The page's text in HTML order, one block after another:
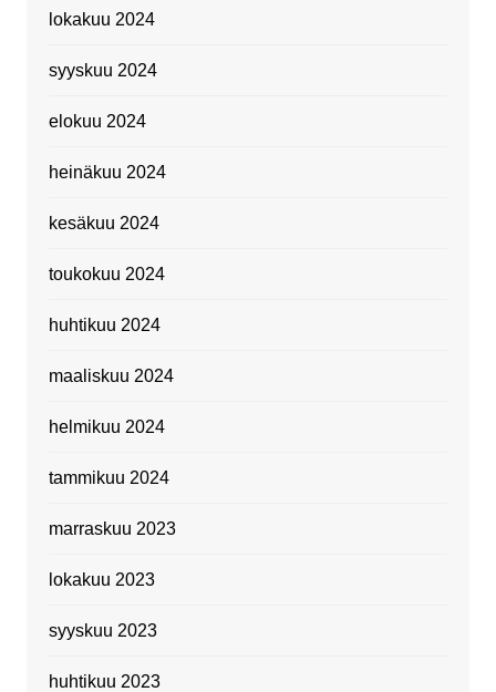
lokakuu 2024
syyskuu 2024
elokuu 2024
heinäkuu 2024
kesäkuu 2024
toukokuu 2024
huhtikuu 2024
maaliskuu 2024
helmikuu 2024
tammikuu 2024
marraskuu 2023
lokakuu 2023
syyskuu 2023
huhtikuu 2023